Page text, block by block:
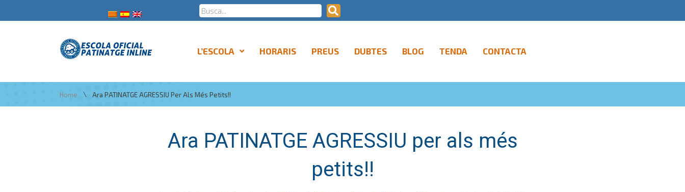
L’ESCOLA HORARIS PREUS DUBTES BLOG TENDA CONTACTA
Home \ Ara PATINATGE AGRESSIU Per Als Més Petits!!
Ara PATINATGE AGRESSIU per als més
petits!!